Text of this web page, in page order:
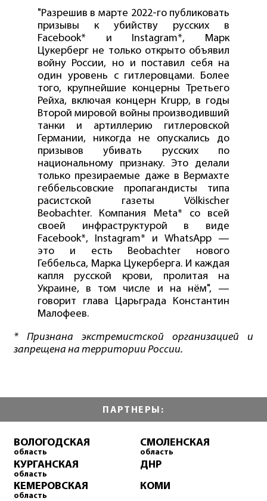
"Разрешив в марте 2022-го публиковать
призывы к убийству русских в
Facebook* и Instagram*, Марк
Цукерберг не только открыто объявил
войну России, но и поставил себя на
один уровень с гитлеровцами. Более
того, крупнейшие концерны Третьего
Рейха, включая концерн Krupp, в годы
Второй мировой войны производивший
танки и артиллерию гитлеровской
Германии, никогда не опускались до
призывов убивать русских по
национальному признаку. Это делали
только презираемые даже в Вермахте
геббельсовские пропагандисты типа
расистской газеты Völkischer
Beobachter. Компания Meta* со всей
своей инфраструктурой в виде
Facebook*, Instagram* и WhatsApp —
это и есть Beobachter нового
Геббельса, Марка Цукерберга. И каждая
капля русской крови, пролитая на
Украине, в том числе и на нём", —
говорит глава Царьграда Константин
Малофеев.
* Признана экстремистской организацией и
запрещена на территории России.
ПАРТНЕРЫ:
ВОЛОГОДСКАЯ
область
КУРГАНСКАЯ
область
КЕМЕРОВСКАЯ
область
СМОЛЕНСКАЯ
область
ДНР
КОМИ